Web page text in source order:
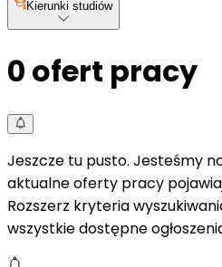
Kierunki studiów
0 ofert pracy
Jeszcze tu pusto. Jesteśmy
aktualne oferty pracy
Rozszerz kryteria
wszystkie dostępne